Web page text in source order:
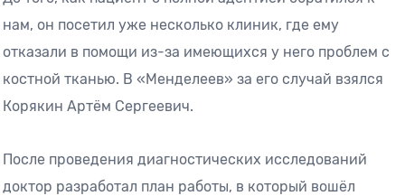
нам, он посетил уже несколько клиник, где ему
отказали в помощи из-за имеющихся у него проблем с
костной тканью. В «Менделеев» за его случай взялся
Корякин Артём Сергеевич.
После проведения диагностических исследований
доктор разработал план работы, в который вошёл